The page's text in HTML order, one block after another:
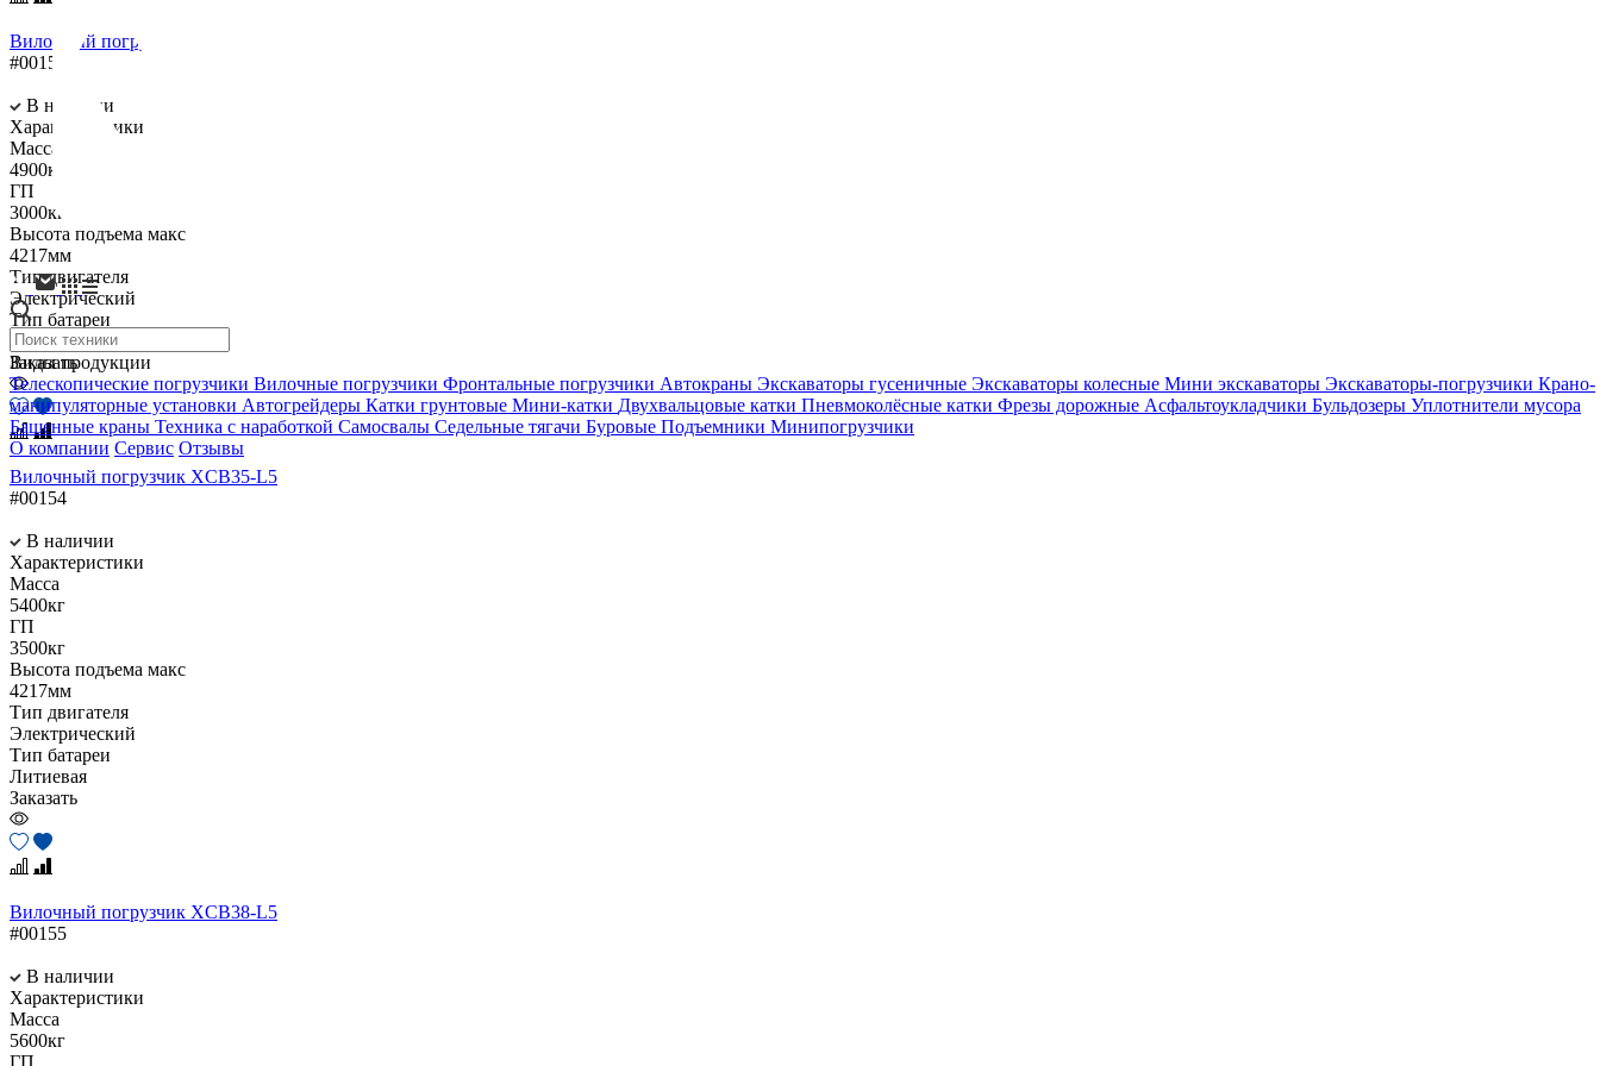
Виды продукции
Телескопические погрузчики Вилочные погрузчики Фронтальные погрузчики Автокраны Экскаваторы гусеничные Экскаваторы колесные Мини экскаваторы Экскаваторы-погрузчики Крано-
манипуляторные установки Автогрейдеры Катки грунтовые Мини-катки Двухвальцовые катки Пневмоколёсные катки Фрезы дорожные Асфальтоукладчики Бульдозеры Уплотнители мусора
Башенные краны Техника с наработкой Самосвалы Седельные тягачи Буровые Подъемники Минипогрузчики
О компании Сервис Отзывы
Вилочный погрузчик XCB30-L5
#00153
В наличии
Характеристики
Масса
4900кг
ГП
3000кг
Высота подъема макс
4217мм
Тип двигателя
Электрический
Тип батареи
Литиевая
Заказать
Вилочный погрузчик XCB35-L5
#00154
В наличии
Характеристики
Масса
5400кг
ГП
3500кг
Высота подъема макс
4217мм
Тип двигателя
Электрический
Тип батареи
Литиевая
Заказать
Вилочный погрузчик XCB38-L5
#00155
В наличии
Характеристики
Масса
5600кг
ГП